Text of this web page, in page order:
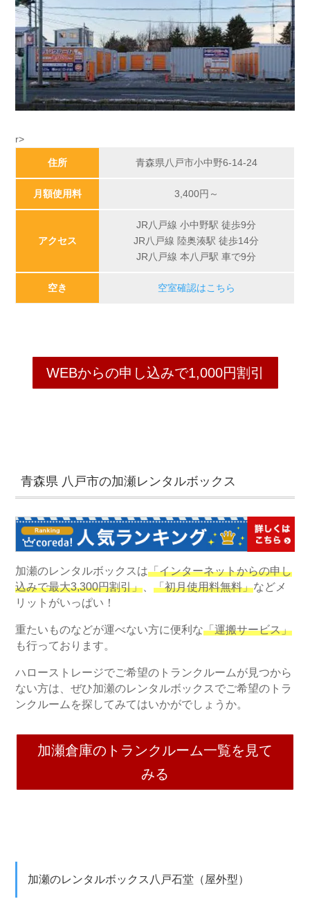
r>
住所 青森県八戸市小中野6-14-24
月額使用料 3,400円～
アクセス
JR八戸線 小中野駅 徒歩9分
JR八戸線 陸奥湊駅 徒歩14分
JR八戸線 本八戸駅 車で9分
空き 空室確認はこちら
WEBからの申し込みで1,000円割引
青森県 八戸市の加瀬レンタルボックス
加瀬のレンタルボックスは「インターネットからの申し
込みで最大3,300円割引」、「初月使用料無料」などメ
リットがいっぱい！
重たいものなどが運べない方に便利な「運搬サービス」
も行っております。
ハローストレージでご希望のトランクルームが見つから
ない方は、ぜひ加瀬のレンタルボックスでご希望のトラ
ンクルームを探してみてはいかがでしょうか。
加瀬倉庫のトランクルーム一覧を見て
みる
加瀬のレンタルボックス八戸石堂（屋外型）